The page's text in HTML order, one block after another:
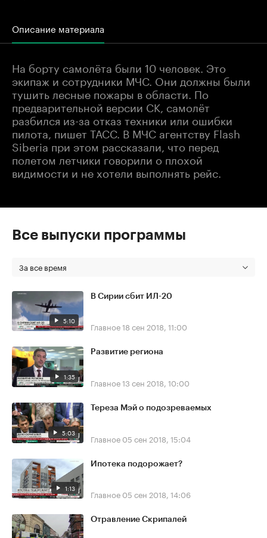
Описание материала
На борту самолёта были 10 человек. Это
экипаж и сотрудники МЧС. Они должны были
тушить лесные пожары в области. По
предварительной версии СК, самолёт
разбился из-за отказ техники или ошибки
пилота, пишет ТАСС. В МЧС агентству Flash
Siberia при этом рассказали, что перед
полетом летчики говорили о плохой
видимости и не хотели выполнять рейс.
Все выпуски программы
За все время
5:10
В Сирии сбит ИЛ-20
Главное18 сен 2018, 11:00
1:35
Развитие региона
Главное13 сен 2018, 10:00
5:03
Тереза Мэй о подозреваемых
Главное 05 сен 2018, 15:04
1:13
Ипотека подорожает?
Главное 05 сен 2018, 14:06
Отравление Скрипалей